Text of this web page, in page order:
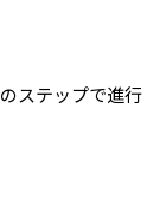
ステップで進行